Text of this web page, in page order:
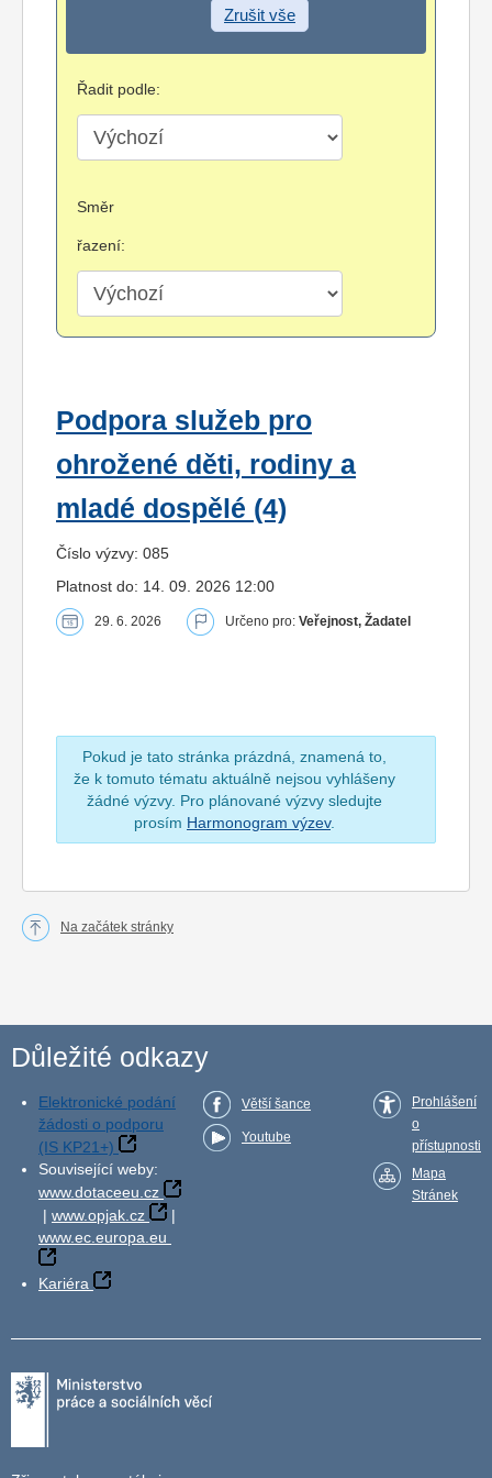
Zrušit vše
Řadit podle:
Směr
řazení:
Podpora služeb pro
ohrožené děti, rodiny a
mladé dospělé (4)
Číslo výzvy: 085
Platnost do: 14. 09. 2026 12:00
29. 6. 2026 Určeno pro: Veřejnost, Žadatel
Pokud je tato stránka prázdná, znamená to,
že k tomuto tématu aktuálně nejsou vyhlášeny
žádné výzvy. Pro plánované výzvy sledujte
prosím Harmonogram výzev.
Na začátek stránky
Důležité odkazy
Elektronické podání
žádosti o podporu
(IS KP21+)
Související weby:
www.dotaceeu.cz
| www.opjak.cz
|
www.ec.europa.eu
Kariéra
Větší šance
Youtube
Prohlášení
o
přístupnosti
Mapa
Stránek